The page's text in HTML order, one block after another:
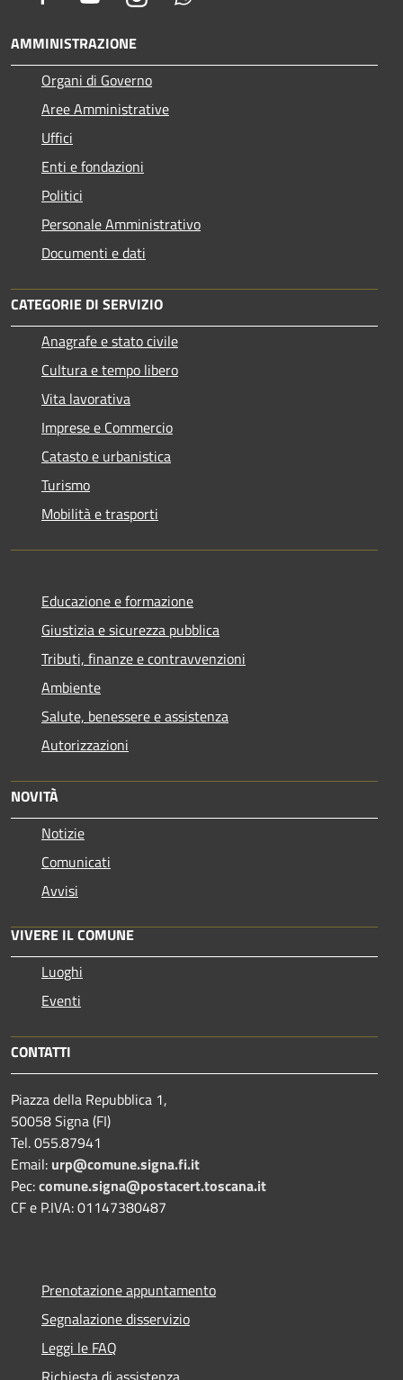
AMMINISTRAZIONE
Organi di Governo
Aree Amministrative
Uffici
Enti e fondazioni
Politici
Personale Amministrativo
Documenti e dati
CATEGORIE DI SERVIZIO
Anagrafe e stato civile
Cultura e tempo libero
Vita lavorativa
Imprese e Commercio
Catasto e urbanistica
Turismo
Mobilità e trasporti
Educazione e formazione
Giustizia e sicurezza pubblica
Tributi, finanze e contravvenzioni
Ambiente
Salute, benessere e assistenza
Autorizzazioni
NOVITÀ
Notizie
Comunicati
Avvisi
VIVERE IL COMUNE
Luoghi
Eventi
CONTATTI
Piazza della Repubblica 1,
50058 Signa (FI)
Tel. 055.87941
Email: urp@comune.signa.fi.it
Pec:comune.signa@postacert.toscana.it
CF e P.IVA: 01147380487
Prenotazione appuntamento
Segnalazione disservizio
Leggi le FAQ